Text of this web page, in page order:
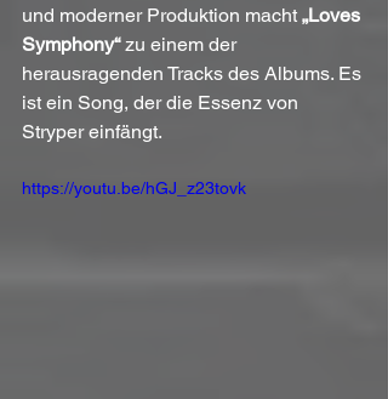
und moderner Produktion macht „Loves
Symphony“ zu einem der
herausragenden Tracks des Albums. Es
ist ein Song, der die Essenz von
Stryper einfängt.
https://youtu.be/hGJ_z23tovk